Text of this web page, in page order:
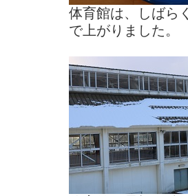
体育館は、しばら
で上がりました。